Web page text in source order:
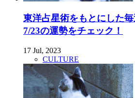
東洋占星術をもとにした
7/23の運勢をチェック！
17 Jul, 2023
CULTURE